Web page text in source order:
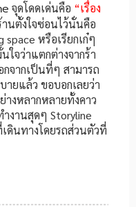
จุดโดดเด่นคือ “เรื่อง
านตั้งใจซ่อนไว้นั่นคือ
space หรือเรียกเก๋ๆ
ใจว่าแตกต่างจากร้า
ากเป็นที่ๆ สามารถ
ายแล้ว ขอบอกเลยว่า
างหลากหลายทั้งคาว
งานสุดๆ Storyline
ดินทางโดยรถส่วนตัวที่